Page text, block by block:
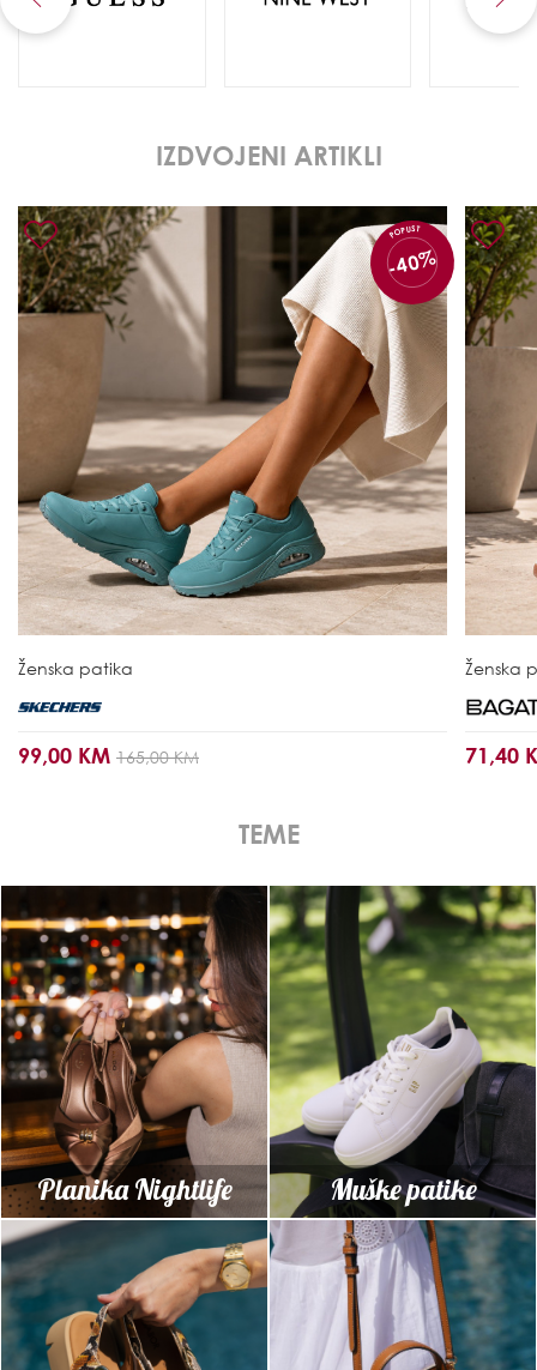
IZDVOJENI ARTIKLI
POPUST
-40%
Ženska patika
99,00 KM 165,00 KM
Ženska
71,40
TEME
Planika Nightlife Muške patike